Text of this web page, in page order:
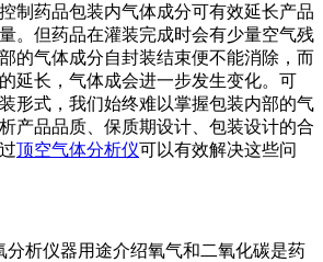
制药品包装内气体成分可有效延长产品
。但药品在灌装完成时会有少量空气残
的气体成分自封装结束便不能消除，而
延长，气体成会进一步发生变化。可
形式，我们始终难以掌握包装内部的气
产品品质、保质期设计、包装设计的合
顶空气体分析仪可以有效解决这些问
析仪器用途介绍氧气和二氧化碳是药